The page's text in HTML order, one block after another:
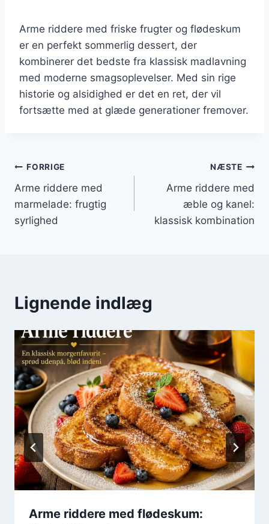
Arme riddere med friske frugter og flødeskum
er en perfekt sommerlig dessert, der
kombinerer det bedste fra klassisk madlavning
med moderne smagsoplevelser. Med sin rige
historie og alsidighed er det en ret, der vil
fortsætte med at glæde generationer fremover.
Indlægsnavigation
FORRIGE
Arme riddere med
marmelade: frugtig
syrlighed
NÆSTE
Arme riddere med
æble og kanel:
klassisk kombination
Lignende indlæg
Arme riddere med flødeskum: